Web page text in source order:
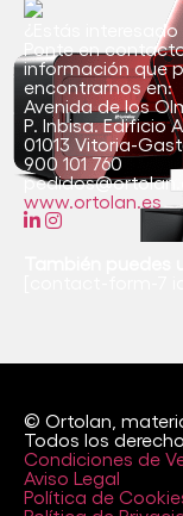
¿Estás
Ponte en
información que
encontrarnos en:
Avenida de los
P. Inbisa. Edificio
01013 Vitoria-
900 101 760
www.ortolan.es
© Ortolan,
Todos los
Condiciones de
Aviso Legal
Política de